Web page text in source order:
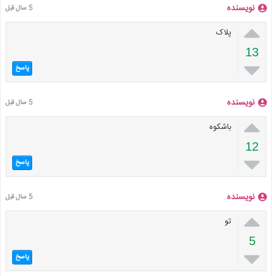
نویسنده 5 سال قبل

13

پلاک
پاسخ
نویسنده 5 سال قبل

12

باشکوه
پاسخ
نویسنده 5 سال قبل

5

تو
پاسخ